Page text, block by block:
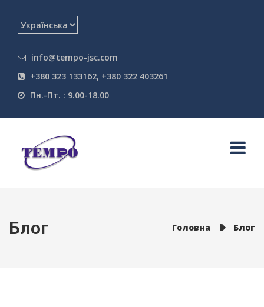
info@tempo-jsc.com
+380 323 133162, +380 322 403261
Пн.-Пт. : 9.00-18.00
Блог Головна Блог